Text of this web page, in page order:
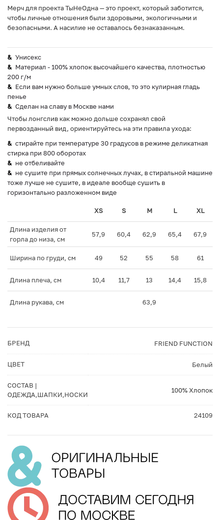
Мерч для проекта ТыНеОдна — это проект, который заботится,
чтобы личные отношения были здоровыми, экологичными и
безопасными. А насилие не оставалось безнаказанным.
Унисекс
Материал - 100% хлопок высочайшего качества, плотностью
200 г/м
Если вам нужно больше умных слов, то это кулирная гладь
пенье
Сделан на славу в Москве нами
Чтобы лонгслив как можно дольше сохранял свой
первозданный вид, ориентируйтесь на эти правила ухода:
стирайте при температуре 30 градусов в режиме деликатная
стирка при 800 оборотах
не отбеливайте
не сушите при прямых солнечных лучах, в стиральной машине
тоже лучше не сушите, в идеале вообще сушить в
горизонтально разложенном виде
XS S M L XL
Длина изделия от
горла до низа, см
57,9 60,4 62,9 65,4 67,9
Ширина по груди, см 49 52 55 58 61
Длина плеча, см 10,4 11,7 13 14,4 15,8
Длина рукава, см 63,9
БРЕНД FRIEND FUNCTION
ЦВЕТ Белый
СОСТАВ |
ОДЕЖДА,ШАПКИ,НОСКИ
100% Хлопок
КОД ТОВАРА 24109